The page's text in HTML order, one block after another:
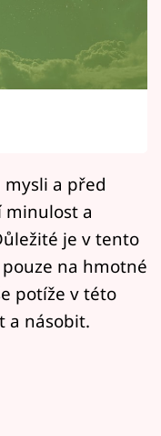
a před
minulost a
je v tento
na hmotné
potíže v této
a násobit.